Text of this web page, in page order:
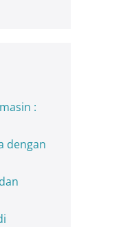
:
dengan